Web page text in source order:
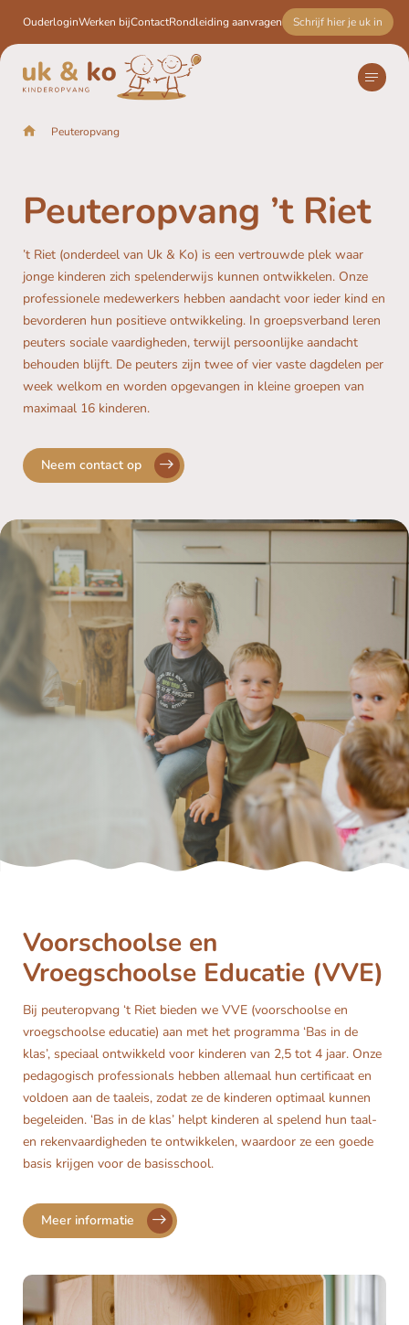
OuderloginWerken bijContactRondleiding aanvragen Schrijf hier je uk in
VVE
Praktische informatie
Schrijf hier je uk in
Peuteropvang
Peuteropvang ’t Riet
’t Riet (onderdeel van Uk & Ko) is een vertrouwde plek waar
jonge kinderen zich spelenderwijs kunnen ontwikkelen. Onze
professionele medewerkers hebben aandacht voor ieder kind en
bevorderen hun positieve ontwikkeling. In groepsverband leren
peuters sociale vaardigheden, terwijl persoonlijke aandacht
behouden blijft. De peuters zijn twee of vier vaste dagdelen per
week welkom en worden opgevangen in kleine groepen van
maximaal 16 kinderen.
Neem contact op
Voorschoolse en
Vroegschoolse Educatie (VVE)
Bij peuteropvang ‘t Riet bieden we VVE (voorschoolse en
vroegschoolse educatie) aan met het programma ‘Bas in de
klas’, speciaal ontwikkeld voor kinderen van 2,5 tot 4 jaar. Onze
pedagogisch professionals hebben allemaal hun certificaat en
voldoen aan de taaleis, zodat ze de kinderen optimaal kunnen
begeleiden. ‘Bas in de klas’ helpt kinderen al spelend hun taal-
en rekenvaardigheden te ontwikkelen, waardoor ze een goede
basis krijgen voor de basisschool.
Meer informatie